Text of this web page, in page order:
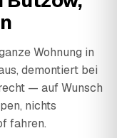
Wohnung in
demontiert bei
— auf Wunsch
nichts
fahren.